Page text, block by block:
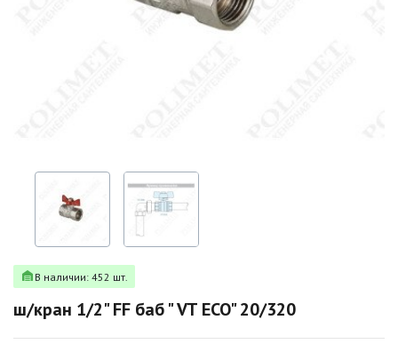
В наличии: 452 шт.
ш/кран 1/2" FF баб " VT ECO" 20/320